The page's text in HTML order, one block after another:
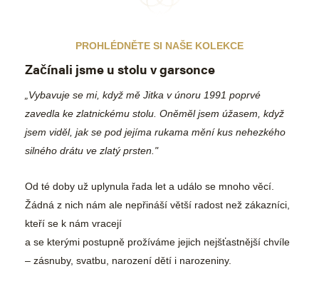
PROHLÉDNĚTE SI NAŠE KOLEKCE
Začínali jsme u stolu v garsonce
„Vybavuje se mi, když mě Jitka v únoru 1991 poprvé
zavedla ke zlatnickému stolu. Oněměl jsem úžasem, když
jsem viděl, jak se pod jejíma rukama mění kus nehezkého
silného drátu ve zlatý prsten."
Od té doby už uplynula řada let a událo se mnoho věcí.
Žádná z nich nám ale nepřináší větší radost než zákazníci,
kteří se k nám vracejí
a se kterými postupně prožíváme jejich nejšťastnější chvíle
– zásnuby, svatbu, narození dětí i narozeniny.